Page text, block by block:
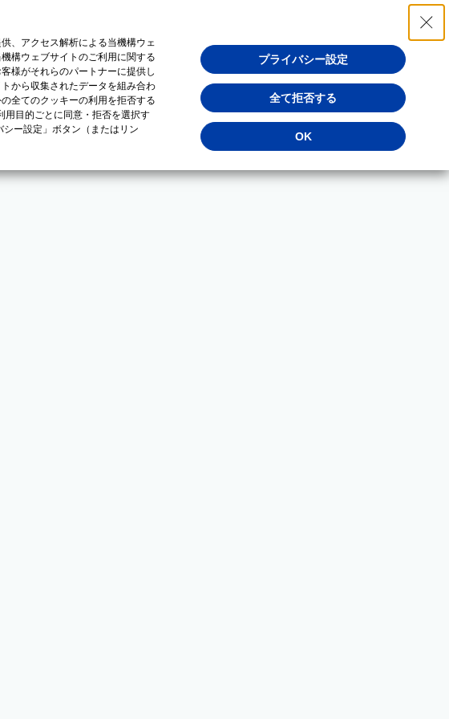
、アクセス解析による当機構ウェ
構ウェブサイトのご利用に関する
様がそれらのパートナーに提供し
から収集されたデータを組み合わ
全てのクッキーの利用を拒否する
用目的ごとに同意・拒否を選択す
シー設定」ボタン（またはリン
プライバシー設定
全て拒否する
OK